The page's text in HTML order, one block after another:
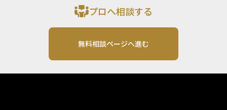
プロへ相談する
無料相談ページへ進む